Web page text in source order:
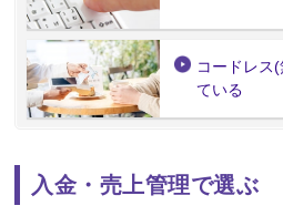
コードレス
ている
入金・売上管理で選ぶ